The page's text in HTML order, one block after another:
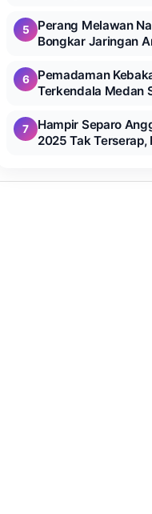
5
Perang Melawan
Bongkar Jaringan
6
Pemadaman
Terkendala Medan
7
Hampir Separo
2025 Tak